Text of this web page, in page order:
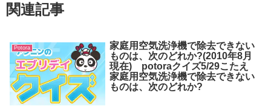
関連記事
Potora
家庭用空気洗浄機で除去できない
ものは、次のどれか?(2010年8月
現在) potoraクイズ5/29こたえ
家庭用空気洗浄機で除去できない
ものは、次のどれか?